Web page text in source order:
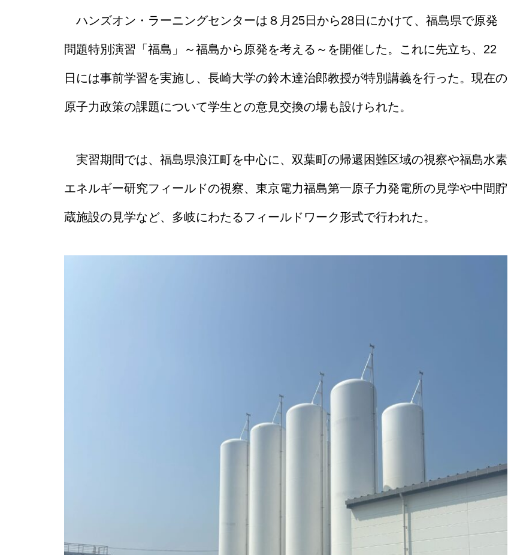
ハンズオン・ラーニングセンターは８月25日から28日にかけて、福島県で原発
問題特別演習「福島」～福島から原発を考える～を開催した。これに先立ち、22
日には事前学習を実施し、長崎大学の鈴木達治郎教授が特別講義を行った。現在の
原子力政策の課題について学生との意見交換の場も設けられた。
実習期間では、福島県浪江町を中心に、双葉町の帰還困難区域の視察や福島水素
エネルギー研究フィールドの視察、東京電力福島第一原子力発電所の見学や中間貯
蔵施設の見学など、多岐にわたるフィールドワーク形式で行われた。